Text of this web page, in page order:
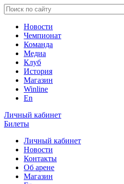
Новости
Чемпионат
Команда
Медиа
Клуб
История
Магазин
Winline
En
Личный кабинет
Билеты
Личный кабинет
Новости
Контакты
Об арене
Магазин